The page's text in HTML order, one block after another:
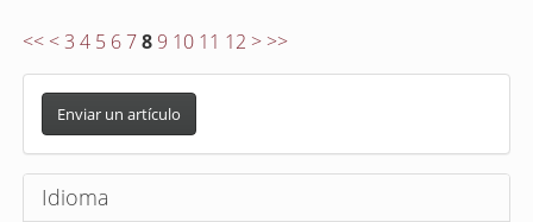
<< < 3 4 5 6 7 8 9 10 11 12 > >>
E
v
i
a
Enviar un artículo
Idioma